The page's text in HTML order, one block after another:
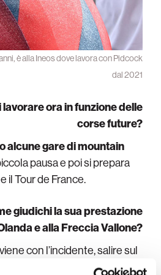
è alla Ineos dove lavora con Pidcock
dal 2021
ora in funzione delle
corse future?
alcune gare di mountain
pausa e poi si prepara
il Tour de France.
giudichi la sua prestazione
e alla Freccia Vallone?
con l’incidente, salire sul
che sia stato buono. Si